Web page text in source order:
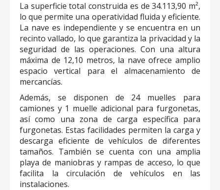
La superficie total construida es de 34.113,90 m²,
lo que permite una operatividad fluida y eficiente.
La nave es independiente y se encuentra en un
recinto vallado, lo que garantiza la privacidad y la
seguridad de las operaciones. Con una altura
máxima de 12,10 metros, la nave ofrece amplio
espacio vertical para el almacenamiento de
mercancías.
Además, se disponen de 24 muelles para
camiones y 1 muelle adicional para furgonetas,
así como una zona de carga específica para
furgonetas. Estas facilidades permiten la carga y
descarga eficiente de vehículos de diferentes
tamaños. También se cuenta con una amplia
playa de maniobras y rampas de acceso, lo que
facilita la circulación de vehículos en las
instalaciones.